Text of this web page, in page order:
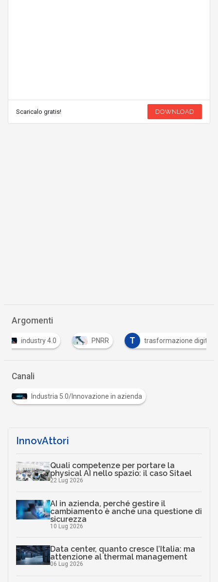
Scaricalo gratis! DOWNLOAD
Argomenti
industry 4.0 PNRR T trasformazione digitale
Canali
Industria 5.0/Innovazione in azienda
InnovAttori
Quali competenze per portare la
physical AI nello spazio: il caso Sitael
22 Lug 2026
AI in azienda, perché gestire il
cambiamento è anche una questione di
sicurezza
10 Lug 2026
Data center, quanto cresce l’Italia: ma
attenzione al thermal management
06 Lug 2026